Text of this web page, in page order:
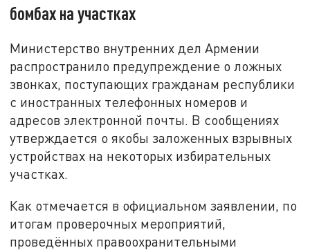
бомбах на участках
Министерство внутренних дел Армении
распространило предупреждение о ложных
звонках, поступающих гражданам республики
с иностранных телефонных номеров и
адресов электронной почты. В сообщениях
утверждается о якобы заложенных взрывных
устройствах на некоторых избирательных
участках.
Как отмечается в официальном заявлении, по
итогам проверочных мероприятий,
проведённых правоохранительными